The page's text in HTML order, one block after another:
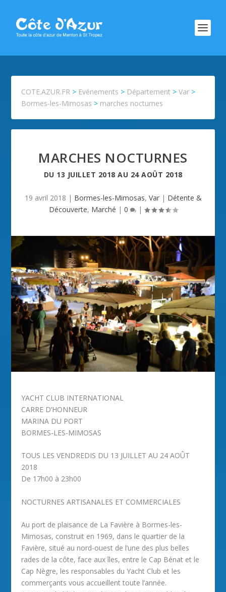
COTE.AZUR.FR > Evénements > Département >Var >
Bormes-les-Mimosas > marches nocturnes
MARCHES NOCTURNES
DU 13 JUILLET 2018 AU 24 AOÛT 2018
19 avril 2018 | Bormes-les-Mimosas, Var| Détente &
Découverte, Marché | 0 |
YACHT CLUB INTERNATIONAL
CARRE D’HONNEUR
MARINA DU PORT
BORMES-LES-MIMOSAS
TOUS LES VENDREDIS DU 13 JUILLET AU 24 AOÛT
2018
De 17h00 à 23h00
NOCTURNES ARTISANALES ET COMMERCIALES
Au port de plaisance de La Favière à Bormes-les-
Mimosas, construit en 1969, dans le quartier de la
Favière, situé au nord-ouest de l’une des plus belles
rades de la côte, face aux îles, entre le Cap Bénat et le
Cap Nègre, les responsables du Yacht Club et les
commerçants vous accueillent toute l’année.